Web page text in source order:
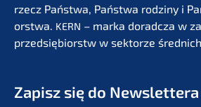
rzecz Państ­wa, Państ­wa rodzi­ny i
orst­wa. KERN – marka dorad­c­za w
przedsię­bi­orstw w sektor­ze
Zapisz się do Newslettera